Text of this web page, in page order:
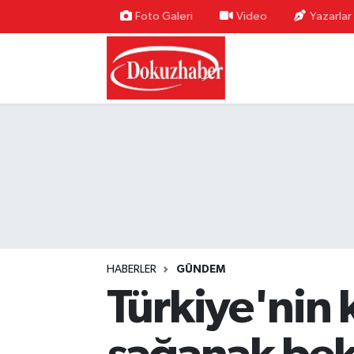
Foto Galeri Video Yazarlar
HABERLER GÜNDEM
Türkiye'nin
Hava Durumu
Trafik Durumu